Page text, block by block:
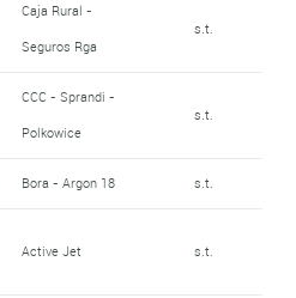
Caja Rural -
Seguros Rga
s.t.
CCC - Sprandi -
Polkowice
s.t.
Bora - Argon 18 s.t.
Active Jet s.t.